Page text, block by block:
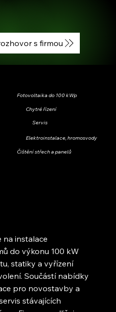
s firmou
Fotovoltaika do 100 kWp
Chytré řízení
Servis
Elektroinstalace, hromosvody
Čištění střech a panelů
na instalace
do výkonu 100 kW
statiky a vyřízení
Součástí nabídky
pro novostavby a
stávajících